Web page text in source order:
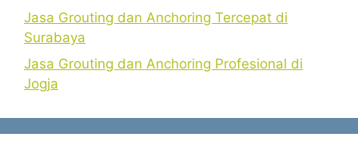
Jasa Grouting dan Anchoring Tercepat di
Surabaya
Jasa Grouting dan Anchoring Profesional di
Jogja